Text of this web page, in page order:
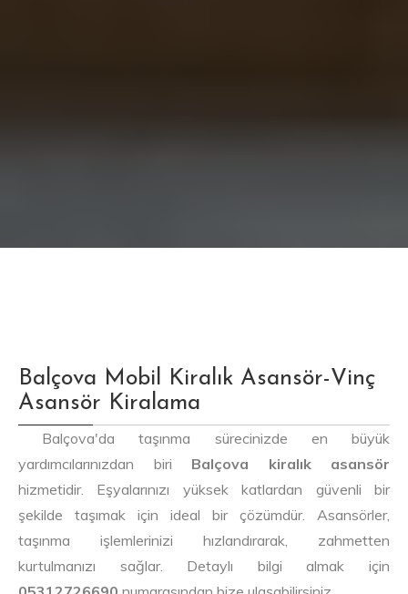
Balçova Mobil Kiralık Asansör-Vinç
Asansör Kiralama
Balçova'da taşınma sürecinizde en büyük
yardımcılarınızdan biri Balçova kiralık asansör
hizmetidir. Eşyalarınızı yüksek katlardan güvenli bir
şekilde taşımak için ideal bir çözümdür. Asansörler,
taşınma işlemlerinizi hızlandırarak, zahmetten
kurtulmanızı sağlar. Detaylı bilgi almak için